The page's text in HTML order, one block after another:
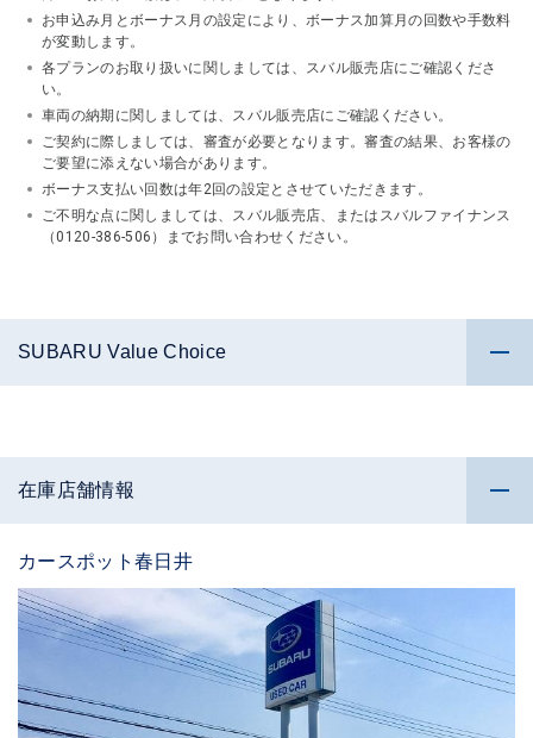
お申込み月とボーナス月の設定により、ボーナス加算月の回数や手数料
が変動します。
各プランのお取り扱いに関しましては、スバル販売店にご確認くださ
い。
車両の納期に関しましては、スバル販売店にご確認ください。
ご契約に際しましては、審査が必要となります。審査の結果、お客様の
ご要望に添えない場合があります。
ボーナス支払い回数は年2回の設定とさせていただきます。
ご不明な点に関しましては、スバル販売店、またはスバルファイナンス
（0120-386-506）までお問い合わせください。
SUBARU Value Choice
在庫店舗情報
カースポット春日井